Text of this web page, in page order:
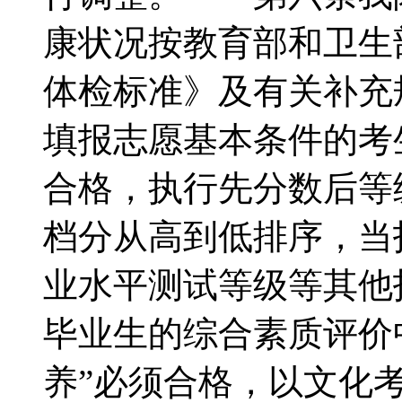
康状况按教育部和卫
体检标准》及有关补
填报志愿基本条件的
合格，执行先分数后
档分从高到低排序，
业水平测试等级等其
毕业生的综合素质评
养”必须合格，以文化